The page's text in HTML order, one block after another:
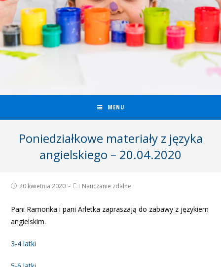
MENU
Poniedziałkowe materiały z języka
angielskiego – 20.04.2020
20 kwietnia 2020 Nauczanie zdalne
Pani Ramonka i pani Arletka zapraszają do zabawy z językiem
angielskim.
3-4 latki